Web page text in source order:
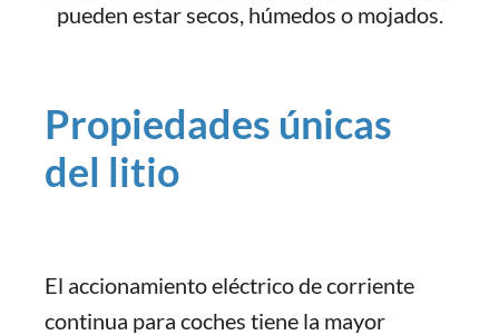
pueden estar secos, húmedos o mojados.
Propiedades únicas
del litio
El accionamiento eléctrico de corriente
continua para coches tiene la mayor